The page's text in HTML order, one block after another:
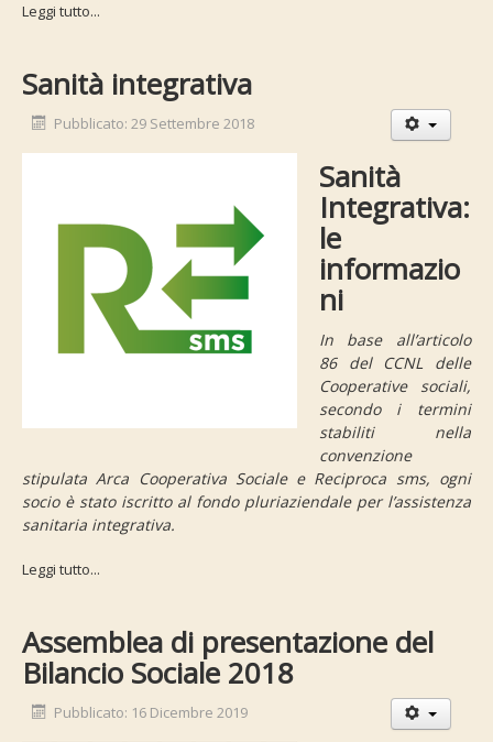
Leggi tutto...
Sanità integrativa
Pubblicato: 29 Settembre 2018
Sanità
Integrativa:
le
informazio
ni
In base all’articolo
86 del CCNL delle
Cooperative sociali,
secondo i termini
stabiliti nella
convenzione
stipulata Arca Cooperativa Sociale e Reciproca sms, ogni
socio è stato iscritto al fondo pluriaziendale per l’assistenza
sanitaria integrativa.
Leggi tutto...
Assemblea di presentazione del
Bilancio Sociale 2018
Pubblicato: 16 Dicembre 2019